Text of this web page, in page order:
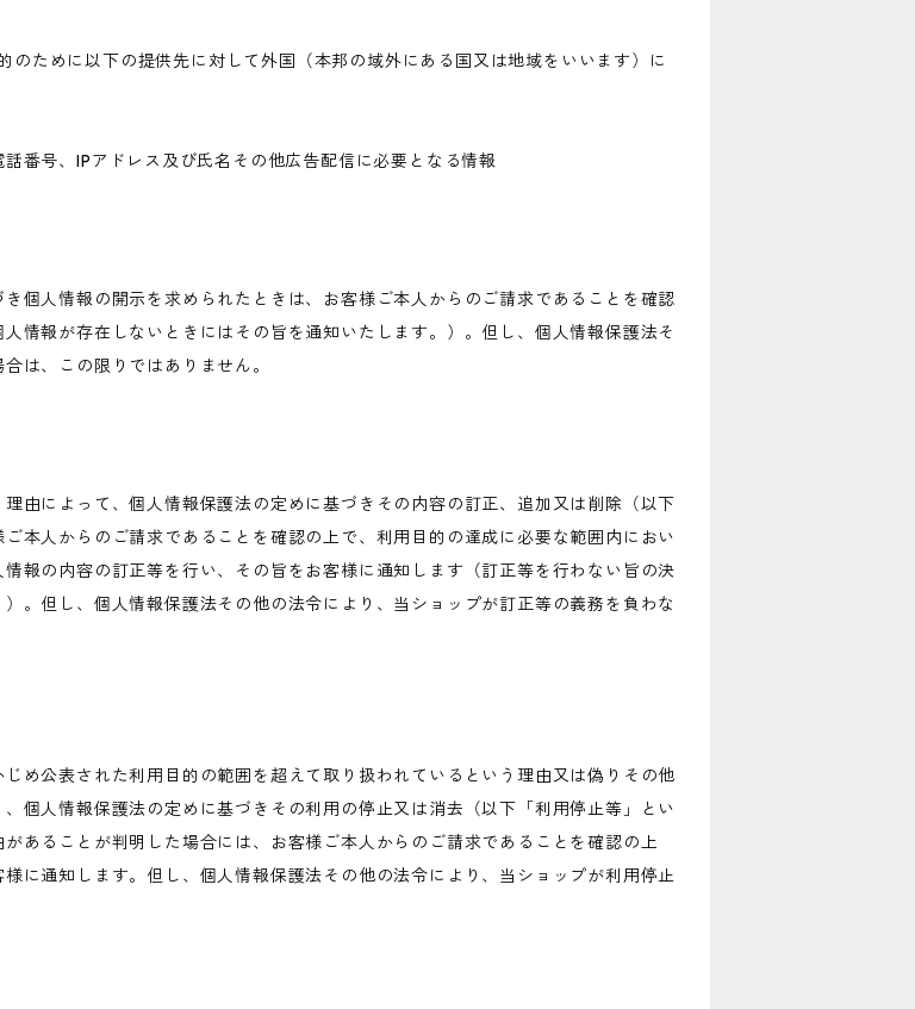
ために以下の提供先に対して外国（本邦の域外にある国又は地域をいいます）に
番号、IPアドレス及び氏名その他広告配信に必要となる情報
個人情報の開示を求められたときは、お客様ご本人からのご請求であることを確認
情報が存在しないときにはその旨を通知いたします。）。但し、個人情報保護法そ
は、この限りではありません。
由によって、個人情報保護法の定めに基づきその内容の訂正、追加又は削除（以下
本人からのご請求であることを確認の上で、利用目的の達成に必要な範囲内におい
報の内容の訂正等を行い、その旨をお客様に通知します（訂正等を行わない旨の決
。但し、個人情報保護法その他の法令により、当ショップが訂正等の義務を負わな
め公表された利用目的の範囲を超えて取り扱われているという理由又は偽りその他
個人情報保護法の定めに基づきその利用の停止又は消去（以下「利用停止等」とい
あることが判明した場合には、お客様ご本人からのご請求であることを確認の上
に通知します。但し、個人情報保護法その他の法令により、当ショップが利用停止